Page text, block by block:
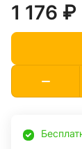
1 176 ₽